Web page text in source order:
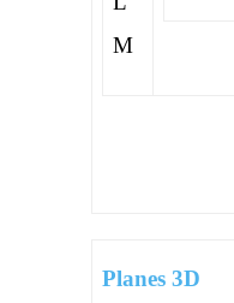
Planes 3D